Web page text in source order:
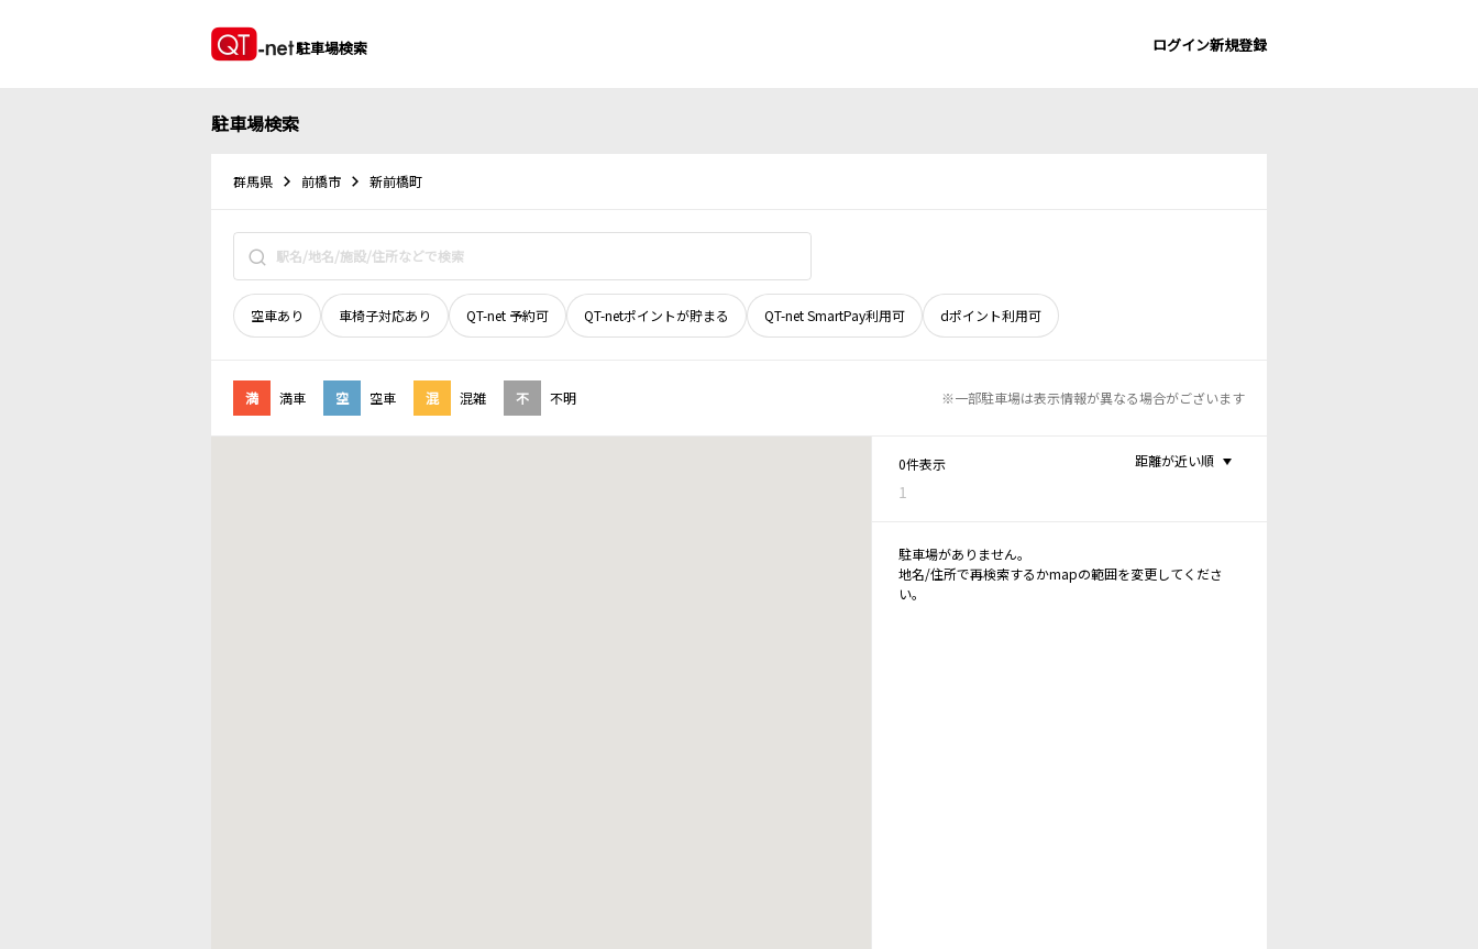
駐車場検索 ログイン新規登録
駐車場検索
群馬県 前橋市 新前橋町
空車あり 車椅子対応あり QT-net 予約可 QT-netポイントが貯まる QT-net SmartPay利用可 dポイント利用可
満 満車 空 空車 混 混雑 不 不明 ※一部駐車場は表示情報が異なる場合がございます
0件表示
1
距離が近い順
駐車場がありません。
地名/住所で再検索するかmapの範囲を変更してくださ
い。